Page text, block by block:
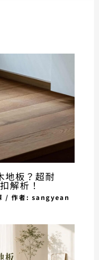
地板？超耐
解析！
/ 作者: sangyean